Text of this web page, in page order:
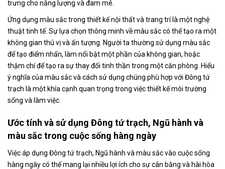
trưng cho năng lượng và đam mê.
Ứng dụng màu sắc trong thiết kế nội thất và trang trí là một nghệ
thuật tinh tế. Sự lựa chọn thông minh về màu sắc có thể tạo ra một
không gian thú vị và ấn tượng. Người ta thường sử dụng màu sắc
để tạo điểm nhấn, làm nổi bật một phần của không gian, hoặc
thậm chí để tạo ra sự thay đổi tinh thần trong một căn phòng. Hiểu
ý nghĩa của màu sắc và cách sử dụng chúng phù hợp với Đông tứ
trạch là một khía cạnh quan trọng trong việc thiết kế môi trường
sống và làm việc.
Ước tính và sử dụng Đông tứ trạch, Ngũ hành và
màu sắc trong cuộc sống hàng ngày
Việc áp dụng Đông tứ trạch, Ngũ hành và màu sắc vào cuộc sống
hàng ngày có thể mang lại nhiều lợi ích cho sự cân bằng và hài hòa